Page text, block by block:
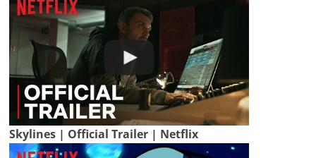
Skylines | Official Trailer | Netflix